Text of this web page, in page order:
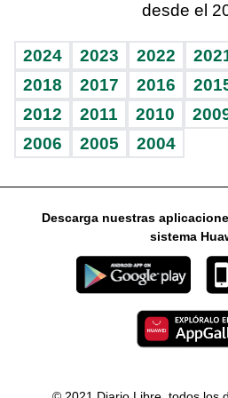
Vida y familia
Eñe
Celebrando la vida
Sin complejos
En pocas palabras
Escuchando al corazón
Economía Personal
Consulta Libre
BRV
TBT Deportivo
Más firmas
Guía del dinero
Horóscopos
Juegos
desde el
2024 2023 2022
2018
2017 2016
2012
2011 2010
2006
2005 2004
Descarga nuestras
sistema